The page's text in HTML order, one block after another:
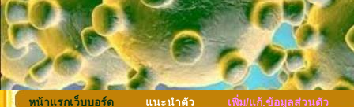
หน้าแรกเว็บบอร์ด แนะนำตัว เพิ่ม/แก้.ข้อมูลส่วนตัว